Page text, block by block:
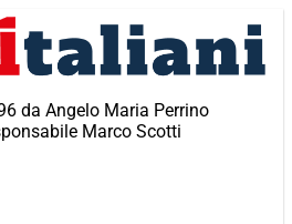
da Angelo Maria Perrino
Marco Scotti